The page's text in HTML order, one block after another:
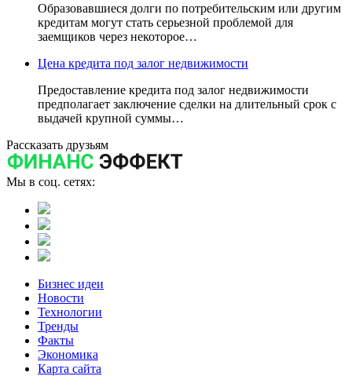
Образовавшиеся долги по потребительским или другим
кредитам могут стать серьезной проблемой для
заемщиков через некоторое…
Цена кредита под залог недвижимости
Предоставление кредита под залог недвижимости
предполагает заключение сделки на длительный срок с
выдачей крупной суммы…
Рассказать друзьям
Мы в соц. сетях:
Бизнес идеи
Новости
Технологии
Тренды
Факты
Экономика
Карта сайта